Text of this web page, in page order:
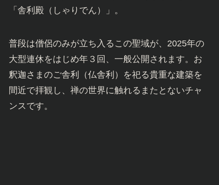
「舎利殿（しゃりでん）」。
普段は僧侶のみが立ち入るこの聖域が、2025年の
大型連休をはじめ年３回、一般公開されます。お
釈迦さまのご舎利（仏舎利）を祀る貴重な建築を
間近で拝観し、禅の世界に触れるまたとないチャ
ンスです。